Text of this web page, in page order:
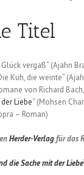
Titel
vergaß“ (Ajahn
Kuh, die weinte“
von Richard
Liebe“ (Mohsen
– Roman)
Herder-Verlagfür das
die Sache mit der